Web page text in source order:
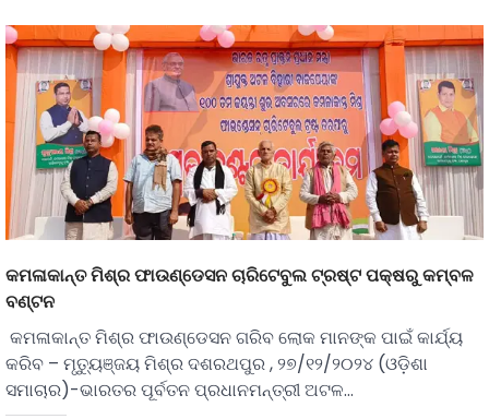
କମଳାକାନ୍ତ ମିଶ୍ର ଫାଉଣ୍ଡେସନ ଚାରିଟେବୁଲ ଟ୍ରଷ୍ଟ ପକ୍ଷରୁ କମ୍ବଳ
ବଣ୍ଟନ
କମଳାକାନ୍ତ ମିଶ୍ର ଫାଉଣ୍ଡେସନ ଗରିବ ଲୋକ ମାନଙ୍କ ପାଇଁ କାର୍ଯ୍ୟ
କରିବ – ମୃତ୍ୟୁଞ୍ଜୟ ମିଶ୍ର ଦଶରଥପୁର , ୨୭/୧୨/୨୦୨୪ (ଓଡ଼ିଶା
ସମାଚାର)-ଭାରତର ପୂର୍ବତନ ପ୍ରଧାନମନ୍ତ୍ରୀ ଅଟଳ…